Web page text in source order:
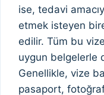
ise, tedavi
etmek isteyen
edilir. Tüm bu
uygun belgelerle
Genellikle, vize
pasaport,